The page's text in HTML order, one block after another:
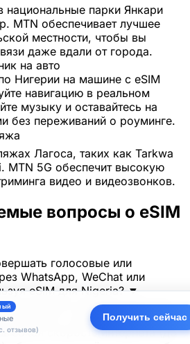
национальные парки Янкари
MTN обеспечивает лучшее
местности, чтобы вы
даже вдали от города.
на авто
Нигерии на машине с eSIM
навигацию в реальном
музыку и оставайтесь на
без переживаний о роуминге.
Лагоса, таких как Tarkwa
MTN 5G обеспечит высокую
видео и видеозвонков.
вопросы о eSIM
голосовые или
WhatsApp, WeChat или
eSIM для Nigeria? ▼
для Нигерии поддерживает все
и приложения для
скорость интернета (до
отзывов)
Получить сейчас